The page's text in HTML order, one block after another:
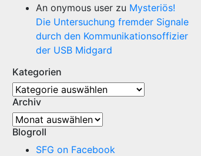
An onymous user zu Mysteriös!
Die Untersuchung fremder Signale
durch den Kommunikationsoffizier
der USB Midgard
Kategorien
Kategorien
Archiv
Archiv
Blogroll
SFG on Facebook